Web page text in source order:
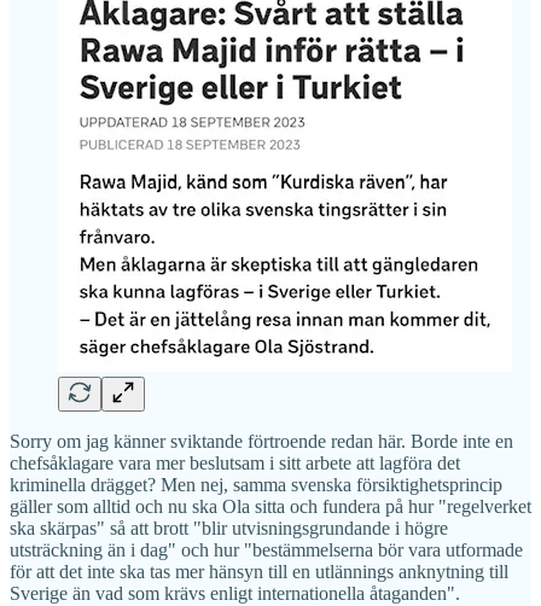
Sorry om jag känner sviktande förtroende redan här. Borde inte en
chefsåklagare vara mer beslutsam i sitt arbete att lagföra det
kriminella drägget? Men nej, samma svenska försiktighetsprincip
gäller som alltid och nu ska Ola sitta och fundera på hur "regelverket
ska skärpas" så att brott "blir utvisningsgrundande i högre
utsträckning än i dag" och hur "bestämmelserna bör vara utformade
för att det inte ska tas mer hänsyn till en utlännings anknytning till
Sverige än vad som krävs enligt internationella åtaganden".